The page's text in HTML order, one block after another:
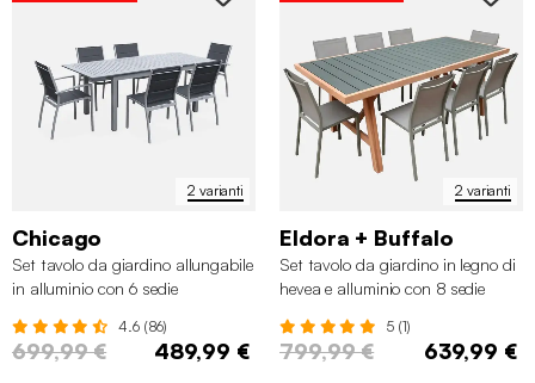
2 varianti
Chicago
Set tavolo da giardino allungabile
in alluminio con 6 sedie
4.6 (86)
699,99 € 489,99 €
2 varianti
Eldora + Buffalo
Set tavolo da giardino in legno di
hevea e alluminio con 8 sedie
5 (1)
799,99 € 639,99 €